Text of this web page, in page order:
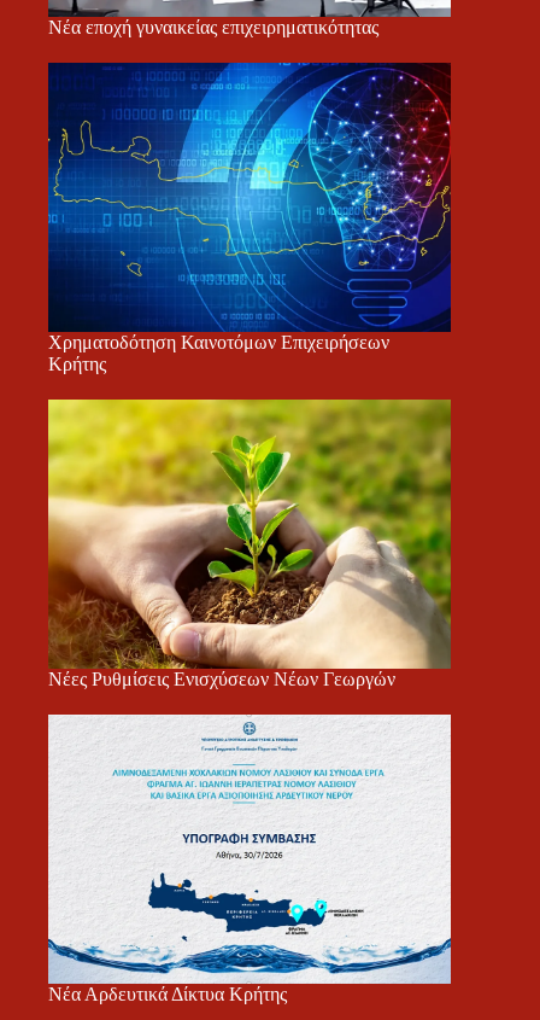
Νέα εποχή γυναικείας επιχειρηματικότητας
Χρηματοδότηση Καινοτόμων Επιχειρήσεων
Κρήτης
Νέες Ρυθμίσεις Ενισχύσεων Νέων Γεωργών
Νέα Αρδευτικά Δίκτυα Κρήτης